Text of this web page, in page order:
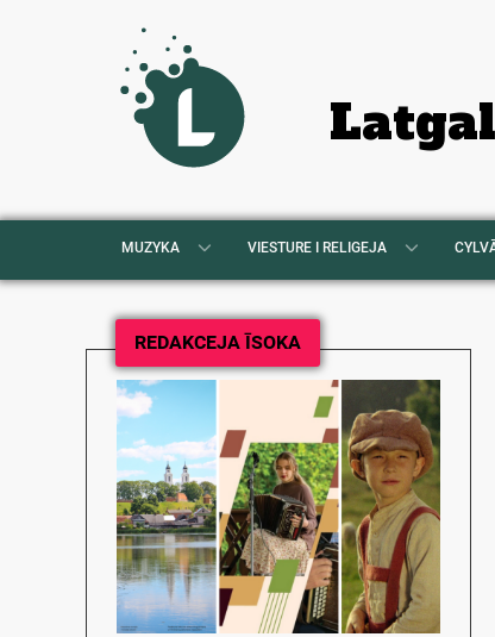
MUZYKA VIESTURE I RELIGEJA
REDAKCEJA ĪSOKA